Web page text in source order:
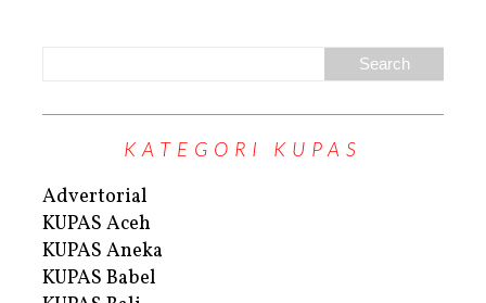
KATEGORI KUPAS
Advertorial
KUPAS Aceh
KUPAS Aneka
KUPAS Babel